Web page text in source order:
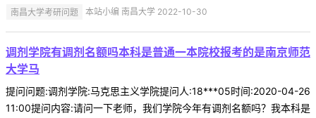
南昌大学考研问题 本站小编 南昌大学 2022-10-30
调剂学院有调剂名额吗本科是普通一本院校报考的是南京师范
大学马
提问问题:调剂学院:马克思主义学院提问人:18***05时间:2020-04-26
11:00提问内容:请问一下老师，我们学院今年有调剂名额吗？我本科是